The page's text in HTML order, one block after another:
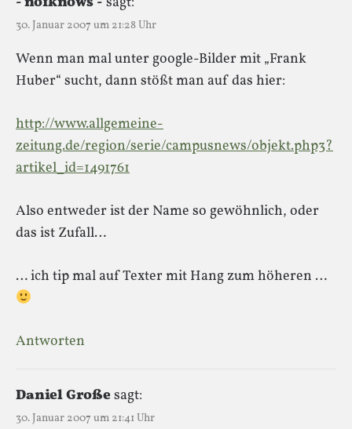
30. Januar 2007 um 21:28 Uhr
Wenn man mal unter google-Bilder mit „Frank
Huber“ sucht, dann stößt man auf das hier:
http://www.allgemeine-
zeitung.de/region/serie/campusnews/objekt.php3?
artikel_id=1491761
Also entweder ist der Name so gewöhnlich, oder
das ist Zufall…
… ich tip mal auf Texter mit Hang zum höheren …
Antworten
Daniel Großesagt:
30. Januar 2007 um 21:41 Uhr